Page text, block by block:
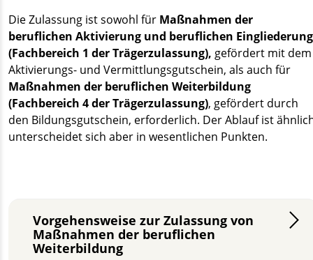
Die Zulassung ist sowohl für Maßnahmen der
beruflichen Aktivierung und beruflichen Eingliederung
(Fachbereich 1 der Trägerzulassung), gefördert mit dem
Aktivierungs- und Vermittlungsgutschein, als auch für
Maßnahmen der beruflichen Weiterbildung
(Fachbereich 4 der Trägerzulassung), gefördert durch
den Bildungsgutschein, erforderlich. Der Ablauf ist
unterscheidet sich aber in wesentlichen Punkten.
Vorgehensweise zur Zulassung von
Maßnahmen der beruflichen
Weiterbildung